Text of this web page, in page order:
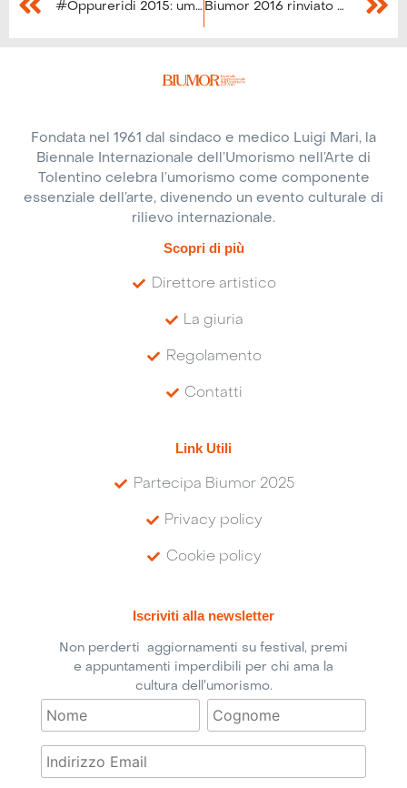
#Oppureridi 2015: umorismo, arte e pop-filosofia Biumor 2016 rinviato per la tragedia del terremoto
Fondata nel 1961 dal sindaco e medico Luigi Mari, la
Biennale Internazionale dell’Umorismo nell’Arte di
Tolentino celebra l’umorismo come componente
essenziale dell’arte, divenendo un evento culturale di
rilievo internazionale.
Scopri di più
Direttore artistico
La giuria
Regolamento
Contatti
Link Utili
Partecipa Biumor 2025
Privacy policy
Cookie policy
Iscriviti alla newsletter
Non perderti aggiornamenti su festival, premi
e appuntamenti imperdibili per chi ama la
cultura dell’umorismo.